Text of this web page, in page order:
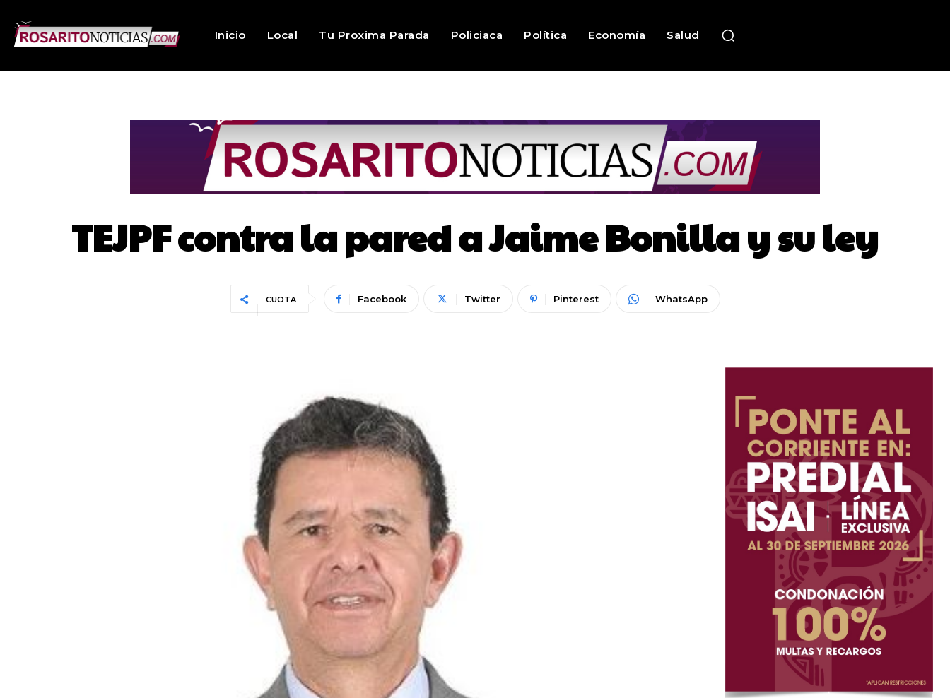
Inicio Local Tu Proxima Parada Policiaca Política Economía Salud
TEJPF contra la pared a Jaime Bonilla y su ley
CUOTA Facebook Twitter Pinterest WhatsApp